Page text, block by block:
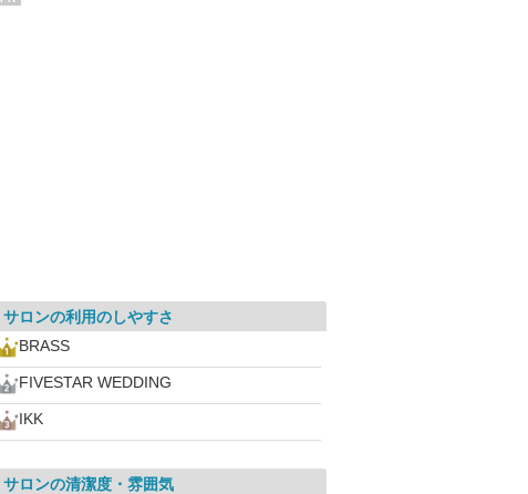
サロンの利用のしやすさ
BRASS
FIVESTAR WEDDING
IKK
サロンの清潔度・雰囲気